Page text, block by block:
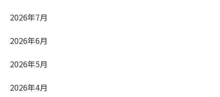
2026年7月
2026年6月
2026年5月
2026年4月